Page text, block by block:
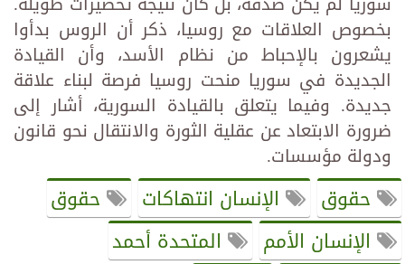
بخصوص العلاقات مع روسيا، ذكر أن الروس بدأوا
يشعرون بالإحباط من ‏نظام الأسد، وأن القيادة
الجديدة في سوريا منحت روسيا فرصة لبناء علاقة
جديدة. وفيما يتعلق بالقيادة السورية، أشار إلى
‏ضرورة الابتعاد عن عقلية الثورة والانتقال نحو قانون
ودولة مؤسسات.‏
حقوق الإنسان انتهاكات
حقوق
الإنسان الأمم
المتحدة أحمد